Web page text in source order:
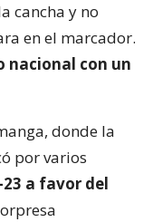
cancha y no
en el marcador.
nacional con un
donde la
por varios
a favor del